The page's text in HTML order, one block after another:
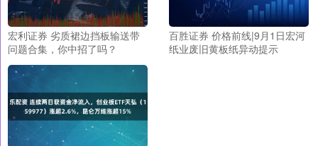
宏利证券 劣质裙边挡板输送带
问题合集，你中招了吗？
百胜证券 价格前线|9月1日宏河
纸业废旧黄板纸异动提示